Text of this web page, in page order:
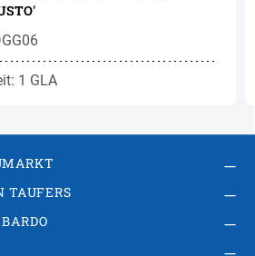
1 GLA
TAUFERS